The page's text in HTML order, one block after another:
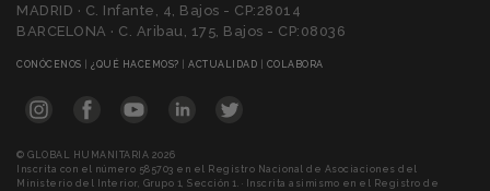
MADRID · C. Infante, 4, Bajos - CP:28014
BARCELONA · C. Aribau, 175, Bajos - CP:08036
CONÓCENOS (CURRENT)
¿QUÉ HACEMOS? (CURRENT)
ACTUALIDAD (CURRENT)
COLABORA
© GLOBAL HUMANITARIA 2026
Inscrita con el número 585703 en el Registro Nacional de Asociaciones del
Ministerio del Interior, Grupo 1, Sección 1. · Inscrita asimismo en el Registro de